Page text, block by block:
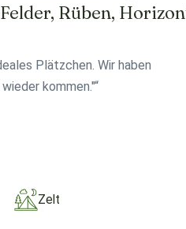
Rüben,
Plätzchen. Wir haben
kommen."“
Zelt